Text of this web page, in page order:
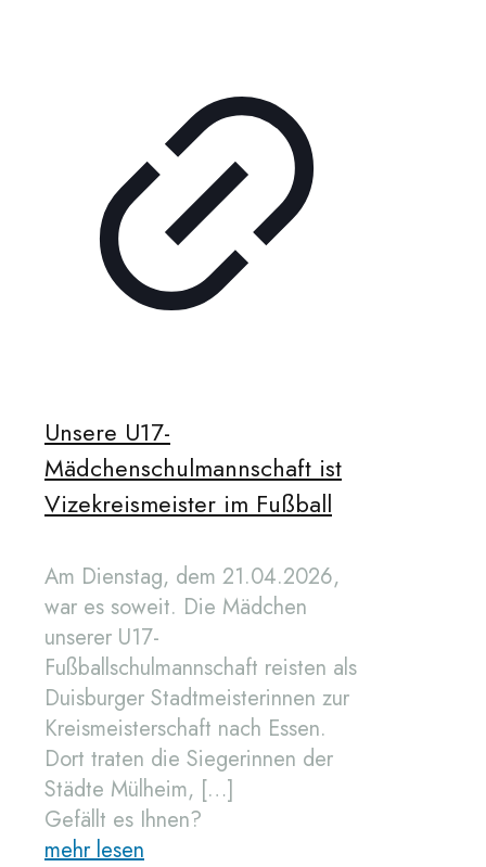
Unsere U17-
Mädchenschulmannschaft ist
Vizekreismeister im Fußball
Am Dienstag, dem 21.04.2026,
war es soweit. Die Mädchen
unserer U17-
Fußballschulmannschaft reisten als
Duisburger Stadtmeisterinnen zur
Kreismeisterschaft nach Essen.
Dort traten die Siegerinnen der
Städte Mülheim, […]
Gefällt es Ihnen?
mehr lesen